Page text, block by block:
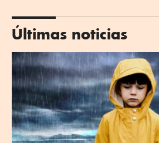
Últimas noticias